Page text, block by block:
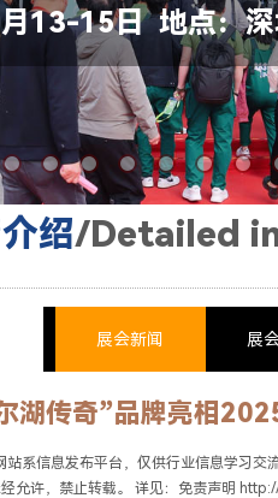
15日 地点：深
绍/Detailed
展会新闻 展
湖传奇”品牌亮相
系信息发布平台，仅供行业信息学习
经允许，禁止转载。 详见：免责声明